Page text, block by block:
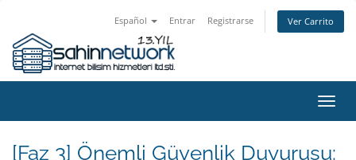
Español Entrar Registrarse Ver Carrito
[Faz 3] Önemli Güvenlik Duyurusu: